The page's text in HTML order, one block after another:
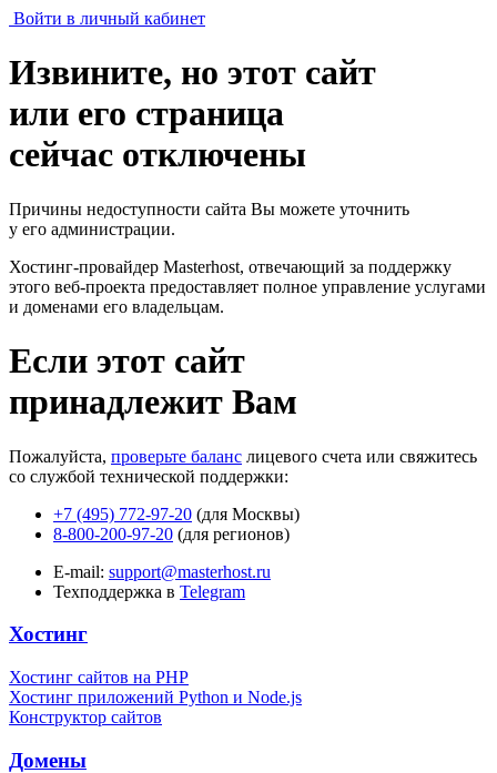
Войти в личный кабинет
Извините, но этот сайт
или его страница
сейчас отключены
Причины недоступности сайта Вы можете уточнить
у его администрации.
Хостинг-провайдер Masterhost, отвечающий за поддержку
этого веб-проекта предоставляет полное управление услугами
и доменами его владельцам.
Если этот сайт
принадлежит Вам
Пожалуйста, проверьте баланс лицевого счета или свяжитесь
со службой технической поддержки:
+7 (495) 772-97-20 (для Москвы)
8-800-200-97-20 (для регионов)
E-mail: support@masterhost.ru
Техподдержка в Telegram
Хостинг
Хостинг сайтов на PHP
Хостинг приложений Python и Node.js
Конструктор сайтов
Домены